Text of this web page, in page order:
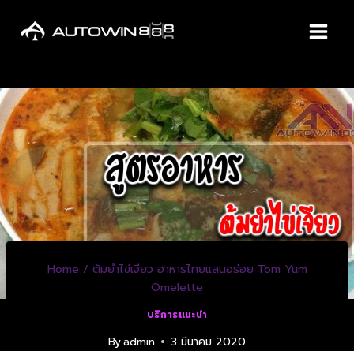
Home / ต้มยำไข่เจียว อาหารไทยแสนอร่อย Tom Yum
Omelette
บริการแนะนำ
Byadmin 3 มีนาคม 2020